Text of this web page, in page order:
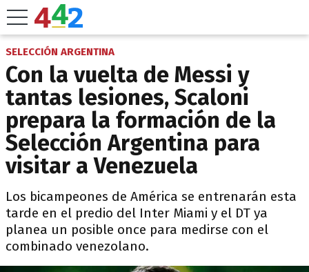
SELECCIÓN ARGENTINA
Con la vuelta de Messi y
tantas lesiones, Scaloni
prepara la formación de la
Selección Argentina para
visitar a Venezuela
Los bicampeones de América se entrenarán esta
tarde en el predio del Inter Miami y el DT ya
planea un posible once para medirse con el
combinado venezolano.